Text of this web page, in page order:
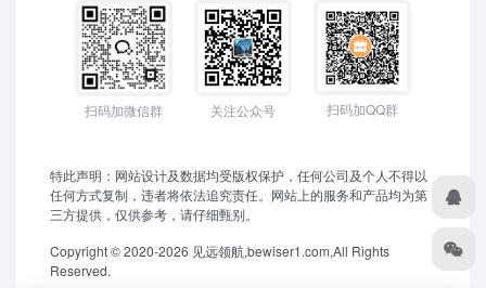
扫码加微信群 关注公众号 扫码加QQ群
特此声明：网站设计及数据均受版权保护，任何公司及个人不得以
任何方式复制，违者将依法追究责任。网站上的服务和产品均为第
三方提供，仅供参考，请仔细甄别。
Copyright © 2020-2026 见远领航,bewiser1.com,All Rights
Reserved.